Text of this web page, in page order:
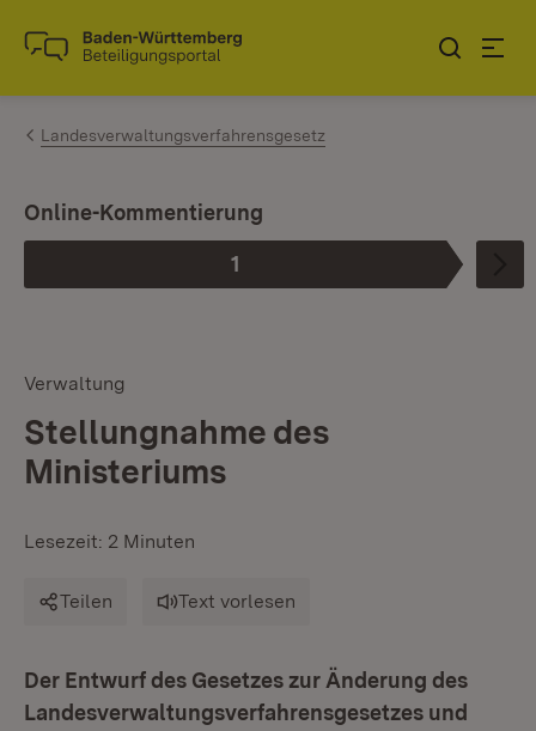
Zum Inhalt springen
Link zur Startseite
Landesverwaltungsverfahrensgesetz
Phase
1
:
Online-Kommentierung
Verwaltung
Stellungnahme des
Ministeriums
Lesezeit: 2 Minuten
Teilen Text vorlesen
Der Entwurf des Gesetzes zur Änderung des
Landesverwaltungsverfahrensgesetzes und